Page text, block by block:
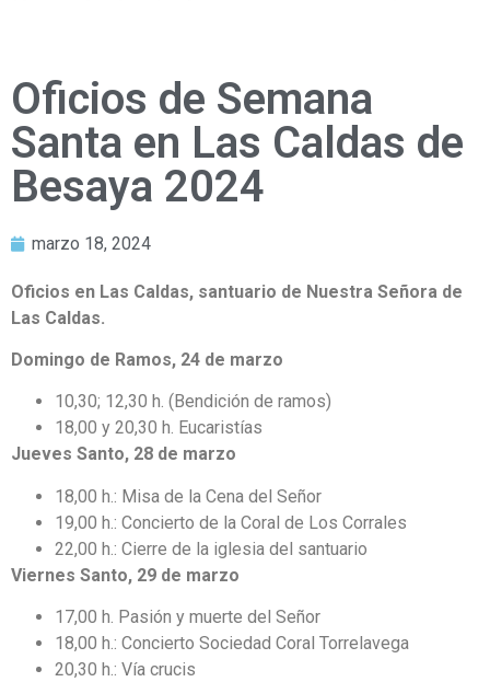
Oficios de Semana
Santa en Las Caldas de
Besaya 2024
marzo 18, 2024
Oficios en Las Caldas, santuario de Nuestra Señora de
Las Caldas.
Domingo de Ramos, 24 de marzo
10,30; 12,30 h. (Bendición de ramos)
18,00 y 20,30 h. Eucaristías
Jueves Santo, 28 de marzo
18,00 h.: Misa de la Cena del Señor
19,00 h.: Concierto de la Coral de Los Corrales
22,00 h.: Cierre de la iglesia del santuario
Viernes Santo, 29 de marzo
17,00 h. Pasión y muerte del Señor
18,00 h.: Concierto Sociedad Coral Torrelavega
20,30 h.: Vía crucis